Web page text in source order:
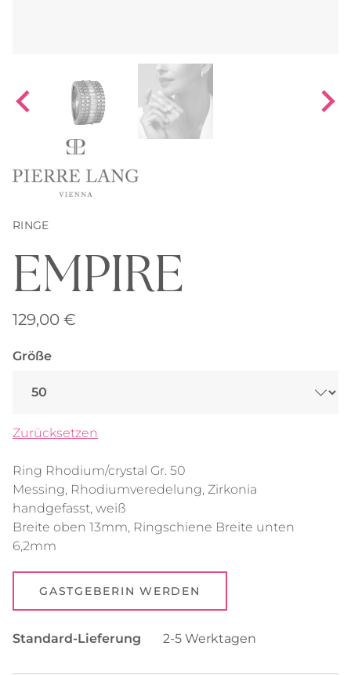
RINGE
EMPIRE
129,00 €
Größe
Zurücksetzen
Ring Rhodium/crystal Gr. 50
Messing, Rhodiumveredelung, Zirkonia
handgefasst, weiß
Breite oben 13mm, Ringschiene Breite unten
6,2mm
GASTGEBERIN WERDEN
Standard-Lieferung 2-5 Werktagen